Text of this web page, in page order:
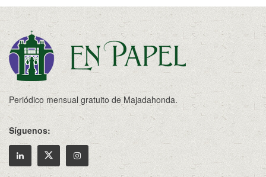
Periódico mensual gratuito de Majadahonda.
Síguenos: